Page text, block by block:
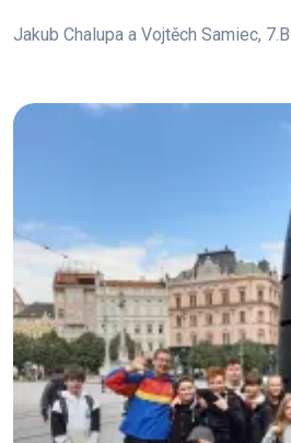
Jakub Chalupa a Vojtěch Samiec, 7.B